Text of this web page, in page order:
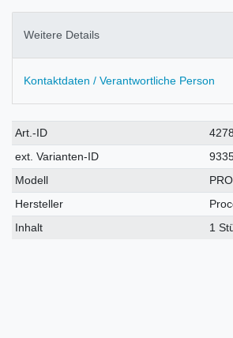
Weitere Details
Kontaktdaten / Verantwortliche Person
Technisches
Merkmal
Wert
Art.-ID
ext. Varianten-ID
Modell
Hersteller
Inhalt
1